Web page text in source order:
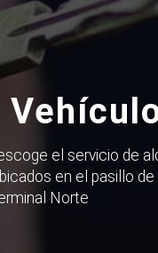
el servicio de
en el pasillo
Norte